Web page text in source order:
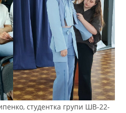
студентка групи ШВ-22-